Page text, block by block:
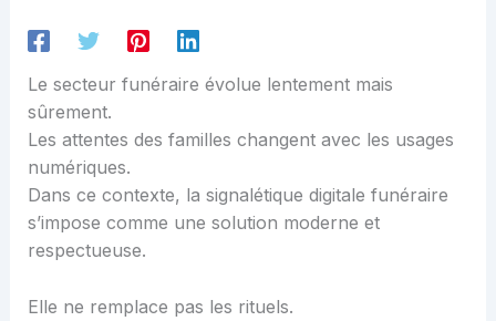
Le secteur funéraire évolue lentement mais
sûrement.
Les attentes des familles changent avec les usages
numériques.
Dans ce contexte, la signalétique digitale funéraire
s’impose comme une solution moderne et
respectueuse.
Elle ne remplace pas les rituels.